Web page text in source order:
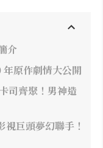
介
年原作劇情大公開
司齊聚！男神造
視巨頭夢幻聯手！